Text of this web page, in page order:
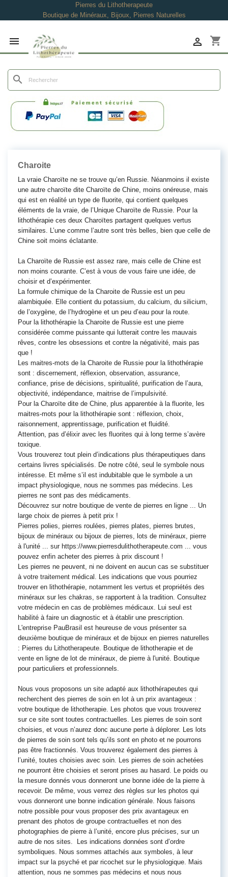
Pierres du Lithotherapeute
Boutique de Minéraux, Bijoux, Pierres Naturelles
 shopping_cart

search
Charoite
La vraie Charoïte ne se trouve qu’en Russie. Néanmoins il existe
une autre charoïte dite Charoïte de Chine, moins onéreuse, mais
qui est en réalité un type de fluorite, qui contient quelques
éléments de la vraie, de l’Unique Charoïte de Russie. Pour la
lithothérapie ces deux Charoïtes partagent quelques vertus
similaires. L’une comme l’autre sont très belles, bien que celle de
Chine soit moins éclatante.
La Charoïte de Russie est assez rare, mais celle de Chine est
non moins courante. C’est à vous de vous faire une idée, de
choisir et d’expérimenter.
La formule chimique de la Charoite de Russie est un peu
alambiquée. Elle contient du potassium, du calcium, du silicium,
de l’oxygène, de l’hydrogène et un peu d’eau pour la route.
Pour la lithothérapie la Charoite de Russie est une pierre
considérée comme puissante qui lutterait contre les mauvais
rêves, contre les obsessions et contre la négativité, mais pas
que !
Les maitres-mots de la Charoite de Russie pour la lithothérapie
sont : discernement, réflexion, observation, assurance,
confiance, prise de décisions, spiritualité, purification de l’aura,
objectivité, indépendance, maitrise de l’impulsivité.
Pour la Charoïte dite de Chine, plus apparentée à la fluorite, les
maitres-mots pour la lithothérapie sont : réflexion, choix,
raisonnement, apprentissage, purification et fluidité.
Attention, pas d’élixir avec les fluorites qui à long terme s’avère
toxique.
Vous trouverez tout plein d’indications plus thérapeutiques dans
certains livres spécialisés. De notre côté, seul le symbole nous
intéresse. Et même s’il est indubitable que le symbole a un
impact physiologique, nous ne sommes pas médecins. Les
pierres ne sont pas des médicaments.
Découvrez sur notre boutique de vente de pierres en ligne ... Un
large choix de pierres à petit prix !
Pierres polies, pierres roulées, pierres plates, pierres brutes,
bijoux de minéraux ou bijoux de pierres, lots de minéraux, pierre
à l'unité ... sur https://www.pierresdulithotherapeute.com ... vous
pouvez enfin acheter des pierres à prix discount !
Les pierres ne peuvent, ni ne doivent en aucun cas se substituer
à votre traitement médical. Les indications que vous pourriez
trouver en lithothérapie, notamment les vertus et propriétés des
minéraux sur les chakras, se rapportent à la tradition. Consultez
votre médecin en cas de problèmes médicaux. Lui seul est
habilité à faire un diagnostic et à établir une prescription.
L'entreprise PauBrasil est heureuse de vous présenter sa
deuxième boutique de minéraux et de bijoux en pierres naturelles
: Pierres du Lithotherapeute. Boutique de lithotherapie et de
vente en ligne de lot de minéraux, de pierre à l'unité. Boutique
pour particuliers et professionnels.
Nous vous proposons un site adapté aux lithothérapeutes qui
recherchent des pierres de soin en lot à un prix avantageux :
votre boutique de lithotherapie. Les photos que vous trouverez
sur ce site sont toutes contractuelles. Les pierres de soin sont
choisies, et vous n’aurez donc aucune perte à déplorer. Les lots
de pierres de soin sont tels qu’ils sont en photo et ne pourrons
pas être fractionnés. Vous trouverez également des pierres à
l’unité, toutes choisies avec soin. Les pierres de soin achetées
ne pourront être choisies et seront prises au hasard. Le poids ou
la mesure donnés vous donneront une bonne idée de la pierre à
recevoir. De même, vous verrez des règles sur les photos qui
vous donneront une bonne indication générale. Nous faisons
notre possible pour vous proposer des prix avantageux en
prenant des photos de groupe contractuelles et non des
photographies de pierre à l’unité, encore plus précises, sur un
autre de nos sites. Les indications données sont d’ordre
symboliques. Nous sommes attachés aux symboles, à leur
impact sur la psyché et par ricochet sur le physiologique. Mais
attention, nous ne sommes pas médecins et nous nous